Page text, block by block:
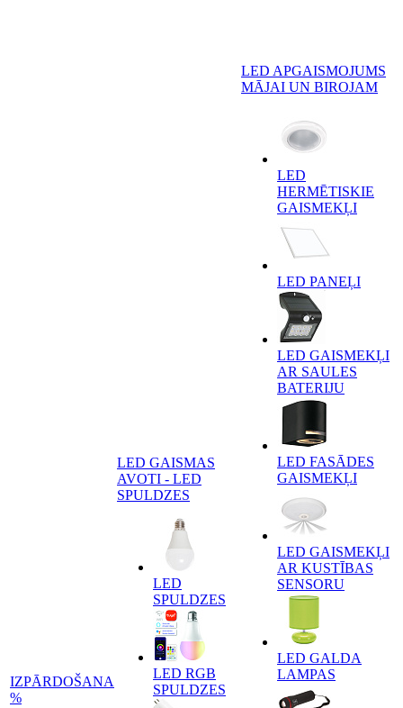
IZPĀRDOŠANA
%
LED GAISMAS
AVOTI - LED
SPULDZES
LED
SPULDZES
LED RGB
SPULDZES
LED APGAISMOJUMS
MĀJAI UN BIROJAM
LED
HERMĒTISKIE
GAISMEKĻI
LED PANEĻI
LED GAISMEKĻI
AR SAULES
BATERIJU
LED FASĀDES
GAISMEKĻI
LED GAISMEKĻI
AR KUSTĪBAS
SENSORU
LED GALDA
LAMPAS